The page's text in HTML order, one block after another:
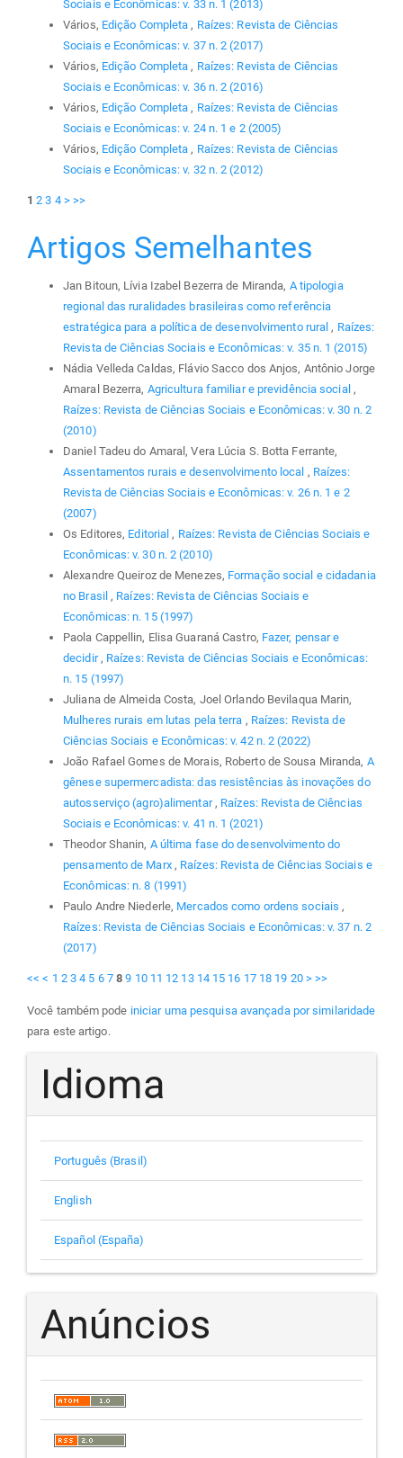
Sociais e Econômicas: v. 33 n. 1 (2013)
Vários, Edição Completa , Raízes: Revista de Ciências
Sociais e Econômicas: v. 37 n. 2 (2017)
Vários, Edição Completa , Raízes: Revista de Ciências
Sociais e Econômicas: v. 36 n. 2 (2016)
Vários, Edição Completa , Raízes: Revista de Ciências
Sociais e Econômicas: v. 24 n. 1 e 2 (2005)
Vários, Edição Completa , Raízes: Revista de Ciências
Sociais e Econômicas: v. 32 n. 2 (2012)
1 2 3 4 > >>
Artigos Semelhantes
Jan Bitoun, Lívia Izabel Bezerra de Miranda, A tipologia
regional das ruralidades brasileiras como referência
estratégica para a política de desenvolvimento rural , Raízes:
Revista de Ciências Sociais e Econômicas: v. 35 n. 1 (2015)
Nádia Velleda Caldas, Flávio Sacco dos Anjos, Antônio Jorge
Amaral Bezerra, Agricultura familiar e previdência social ,
Raízes: Revista de Ciências Sociais e Econômicas: v. 30 n. 2
(2010)
Daniel Tadeu do Amaral, Vera Lúcia S. Botta Ferrante,
Assentamentos rurais e desenvolvimento local , Raízes:
Revista de Ciências Sociais e Econômicas: v. 26 n. 1 e 2
(2007)
Os Editores, Editorial , Raízes: Revista de Ciências Sociais e
Econômicas: v. 30 n. 2 (2010)
Alexandre Queiroz de Menezes, Formação social e cidadania
no Brasil , Raízes: Revista de Ciências Sociais e
Econômicas: n. 15 (1997)
Paola Cappellin, Elisa Guaraná Castro, Fazer, pensar e
decidir , Raízes: Revista de Ciências Sociais e Econômicas:
n. 15 (1997)
Juliana de Almeida Costa, Joel Orlando Bevilaqua Marin,
Mulheres rurais em lutas pela terra , Raízes: Revista de
Ciências Sociais e Econômicas: v. 42 n. 2 (2022)
João Rafael Gomes de Morais, Roberto de Sousa Miranda, A
gênese supermercadista: das resistências às inovações do
autosserviço (agro)alimentar , Raízes: Revista de Ciências
Sociais e Econômicas: v. 41 n. 1 (2021)
Theodor Shanin, A última fase do desenvolvimento do
pensamento de Marx , Raízes: Revista de Ciências Sociais e
Econômicas: n. 8 (1991)
Paulo Andre Niederle, Mercados como ordens sociais ,
Raízes: Revista de Ciências Sociais e Econômicas: v. 37 n. 2
(2017)
<< < 1 2 3 4 5 6 7 8 9 10 11 12 13 14 15 16 17 18 19 20 > >>
Você também pode iniciar uma pesquisa avançada por similaridade
para este artigo.
Idioma
Português (Brasil)
English
Español (España)
Anúncios